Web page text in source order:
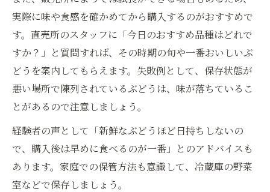
実際に味や食感を確かめてから購入するのがおすすめで
す。直売所のスタッフに「今日のおすすめ品種はどれで
すか？」と質問すれば、その時期の旬や一番おいしいぶ
どうを案内してもらえます。失敗例として、保存状態が
悪い場所で陳列されているぶどうは、味が落ちているこ
とがあるので注意しましょう。
経験者の声として「新鮮なぶどうほど日持ちしないの
で、購入後は早めに食べるのが一番」とのアドバイスも
あります。家庭での保管方法も意識して、冷蔵庫の野菜
室などで保存しましょう。